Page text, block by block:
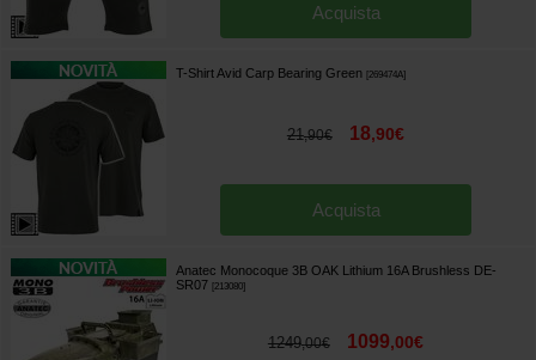
Acquista
T-Shirt Avid Carp Bearing Green 269474A]
21,90€ 18,90€
Acquista
Anatec Monocoque 3B OAK Lithium 16A Brushless DE-
SR07
213080]
1249,00€ 1099,00€